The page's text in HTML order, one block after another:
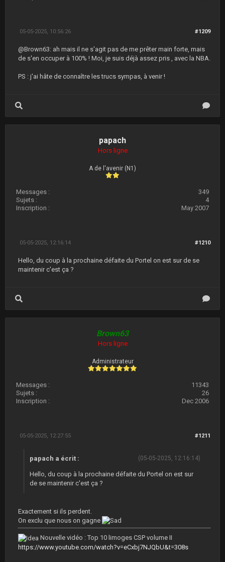
#1209
05-05-2025, 10:56:26
@Brown63: ah mais il ne s'agit pas de me prêter main forte, mais
de s'en occuper à 100% ! Moi, je suis déjà assez pris , avec la NBA.
PS : j'ai hâte de connaître les trucs sympas, à venir !
papach
Hors ligne
A de l'avenir (N1)
Messages :
349
Sujets :
4
Inscription :
May 2007
#1210
05-05-2025, 12:16:14
Hello, du coup à la prochaine défaite du Portel on est sur de se
maintenir c'est ça ?
Brown63
Hors ligne
Administrateur
Messages :
11343
Sujets :
26
Inscription :
Dec 2006
#1211
05-05-2025, 12:27:55
(05-05-2025, 12:16:14)
papach a écrit :
Hello, du coup à la prochaine défaite du Portel on est sur
de se maintenir c'est ça ?
Exactement si ils perdent.
On exclu que nous on gagne
Nouvelle vidéo : Top 10 limoges CSP volume II
https://www.youtube.com/watch?v=eCxbj7NJQbU&t=308s